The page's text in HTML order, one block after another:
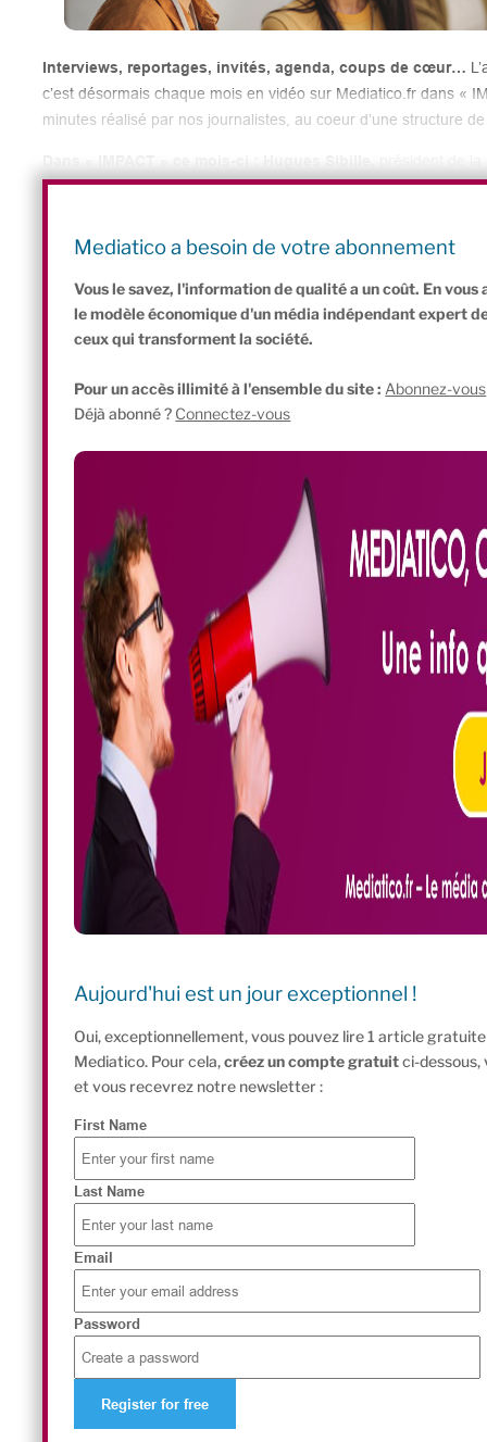
Interviews, reportages, invités, agenda, coups de cœur…
c’est désormais chaque mois en vidéo sur Mediatico.fr dans «
minutes réalisé par nos journalistes, au coeur d’une structure
le gouvernement lance la marque French Impact ; le Labo de
Grands Voisins ; sans oublier La Fabrique Aviva, la fondation
Mediatico a besoin de votre abonnement
Vous le savez, l'information de qualité a un coût. En
le modèle économique d'un média indépendant expert
ceux qui transforment la société.
Pour un accès illimité à l'ensemble du site : Abonnez-vous
Déjà abonné ? Connectez-vous
Aujourd'hui est un jour exceptionnel !
Oui, exceptionnellement, vous pouvez lire 1 article
Mediatico. Pour cela,créez un compte gratuitci-dessous,
et vous recevrez notre newsletter :
First Name
Last Name
Email
Password